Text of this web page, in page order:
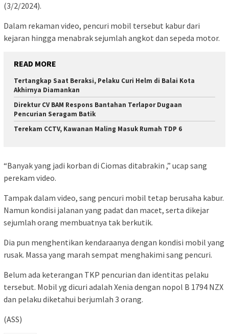
(3/2/2024).
Dalam rekaman video, pencuri mobil tersebut kabur dari
kejaran hingga menabrak sejumlah angkot dan sepeda motor.
READ MORE
Tertangkap Saat Beraksi, Pelaku Curi Helm di Balai Kota
Akhirnya Diamankan
Direktur CV BAM Respons Bantahan Terlapor Dugaan
Pencurian Seragam Batik
Terekam CCTV, Kawanan Maling Masuk Rumah TDP 6
“Banyak yang jadi korban di Ciomas ditabrakin ,” ucap sang
perekam video.
Tampak dalam video, sang pencuri mobil tetap berusaha kabur.
Namun kondisi jalanan yang padat dan macet, serta dikejar
sejumlah orang membuatnya tak berkutik.
Dia pun menghentikan kendaraanya dengan kondisi mobil yang
rusak. Massa yang marah sempat menghakimi sang pencuri.
Belum ada keterangan TKP pencurian dan identitas pelaku
tersebut. Mobil yg dicuri adalah Xenia dengan nopol B 1794 NZX
dan pelaku diketahui berjumlah 3 orang.
(ASS)